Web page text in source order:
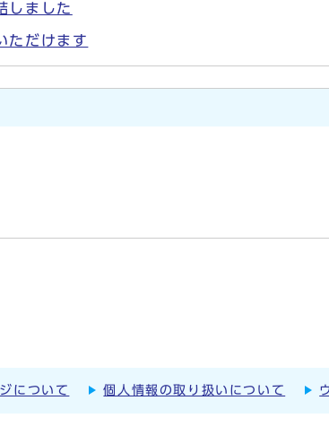
しました
ただけます
について 個人情報の取り扱いについて